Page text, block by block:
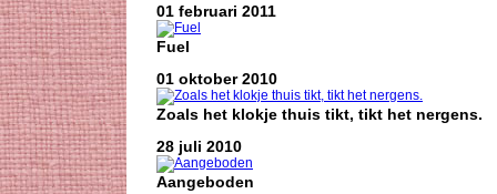
01 februari 2011
Fuel
01 oktober 2010
Zoals het klokje thuis tikt, tikt het nergens.
28 juli 2010
Aangeboden